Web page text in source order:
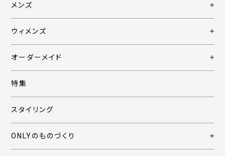
メンズ
ウィメンズ
オーダーメイド
特集
スタイリング
ONLYのものづくり